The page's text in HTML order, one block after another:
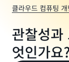
클라우드 컴퓨팅
관찰성과
엇인가요